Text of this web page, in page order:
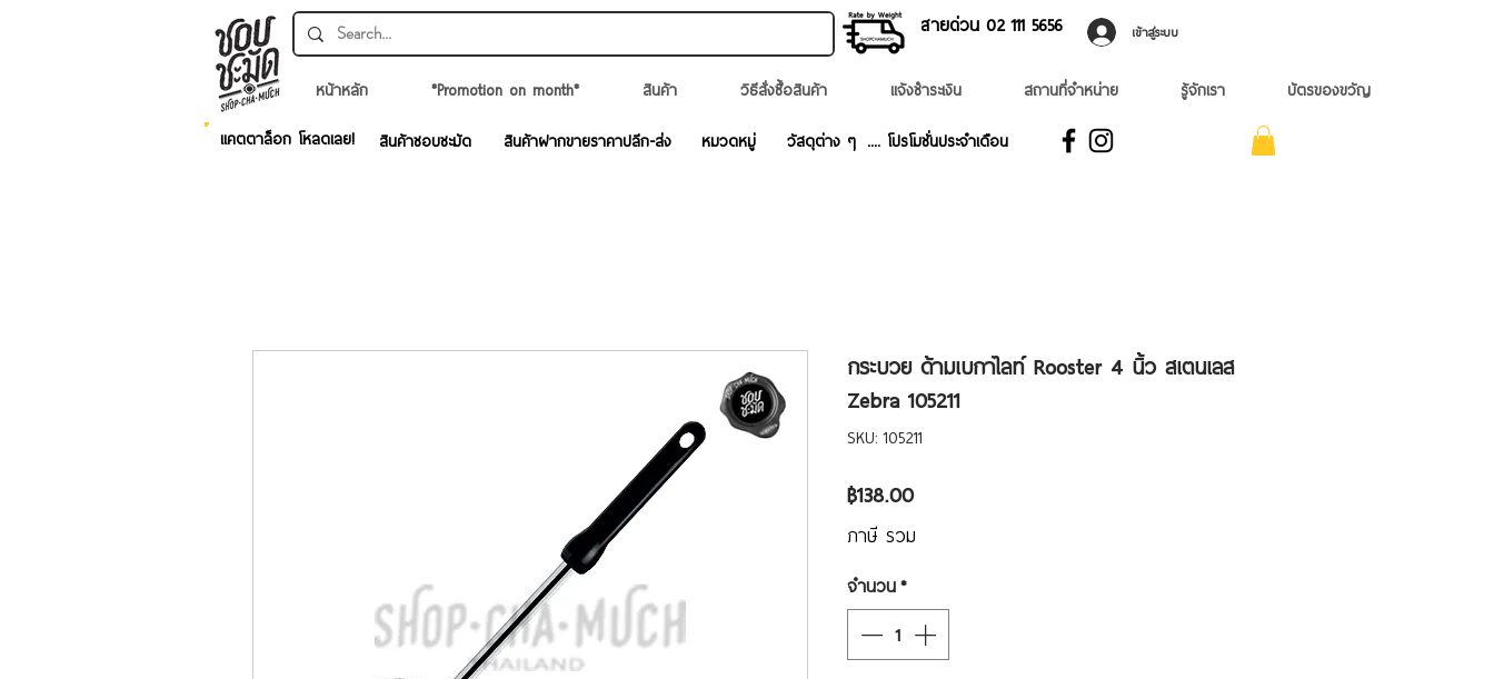
สายด่วน 02 ​111 5656 เข้าสู่ระบบ
หน้าหลัก *Promotion on month* สินค้า วิธีสั่งซื้อสินค้า แจ้งชำระเงิน สถานที่จำหน่าย รู้จักเรา บัตรของขวัญ
สินค้าชอบชะมัด สินค้าฝากขายราคาปลีก-ส่ง หมวดหมู่ วัสดุต่าง ๆ .... โปรโมชั่นประจำเดือน
แคตตาล็อก โหลดเลย!
กระบวย ด้ามเบกาไลท์ Rooster 4 นิ้ว สเตนเลส
Zebra 105211
SKU: 105211
฿138.00ราคา
ภาษี รวม
จำนวน*